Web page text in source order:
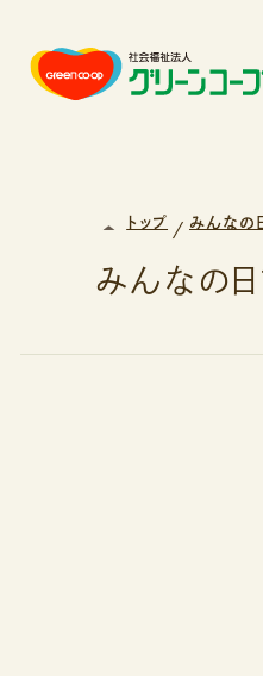
トップ
みんなの
みんなの